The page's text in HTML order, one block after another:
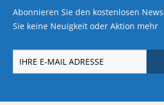
Abonnieren Sie den kostenlosen
Sie keine Neuigkeit oder Aktion mehr